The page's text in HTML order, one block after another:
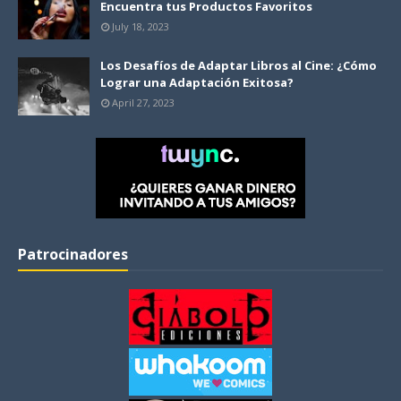
Encuentra tus Productos Favoritos
July 18, 2023
Los Desafíos de Adaptar Libros al Cine: ¿Cómo
Lograr una Adaptación Exitosa?
April 27, 2023
Patrocinadores